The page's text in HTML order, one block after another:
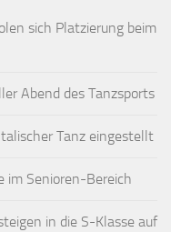
sich Platzierung beim
Abend des Tanzsports
Tanz eingestellt
im Senioren-Bereich
in die S-Klasse auf